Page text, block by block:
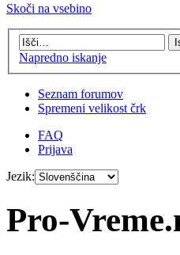
Skoči na vsebino
Napredno iskanje
Seznam forumov
Spremeni velikost črk
FAQ
Prijava
Jezik:
Pro-